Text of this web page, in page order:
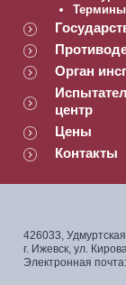
Термины
Орган
центр
Цены
Контакты
426033,
г. Ижевск, ул.
Электронная